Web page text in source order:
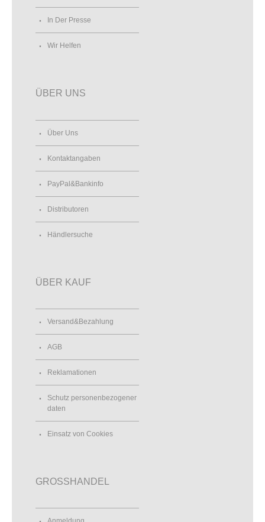
In Der Presse
Wir Helfen
ÜBER UNS
Über Uns
Kontaktangaben
PayPal&Bankinfo
Distributoren
Händlersuche
ÜBER KAUF
Versand&Bezahlung
AGB
Reklamationen
Schutz personenbezogener
daten
Einsatz von Cookies
GROSSHANDEL